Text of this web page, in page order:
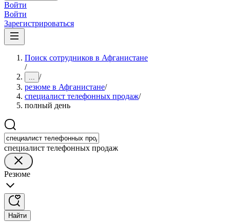
Войти
Войти
Зарегистрироваться
Поиск сотрудников в Афганистане
/
... /
резюме в Афганистане/
специалист телефонных продаж/
полный день
специалист телефонных продаж
Резюме
Найти